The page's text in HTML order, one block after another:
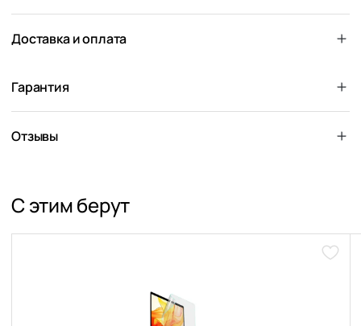
Доставка и оплата
Гарантия
Отзывы
С этим берут